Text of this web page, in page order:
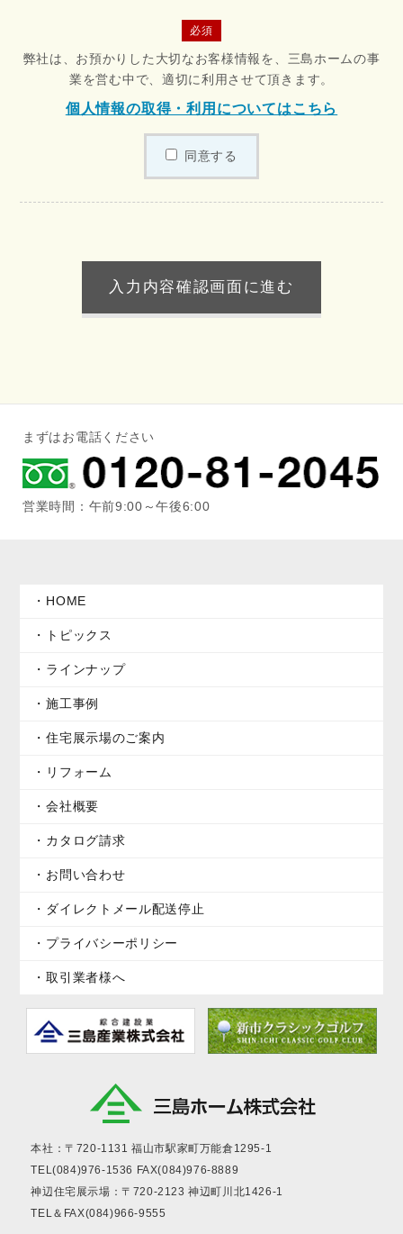
必須
弊社は、お預かりした大切なお客様情報を、三島ホームの事
業を営む中で、適切に利用させて頂きます。
個人情報の取得・利用についてはこちら
同意する
まずはお電話ください
営業時間：午前9:00～午後6:00
HOME
トピックス
ラインナップ
施工事例
住宅展示場のご案内
リフォーム
会社概要
カタログ請求
お問い合わせ
ダイレクトメール配送停止
プライバシーポリシー
取引業者様へ
本社：〒720-1131福山市駅家町万能倉1295-1
TEL(084)976-1536 FAX(084)976-8889
神辺住宅展示場：〒720-2123神辺町川北1426-1
TEL＆FAX(084)966-9555